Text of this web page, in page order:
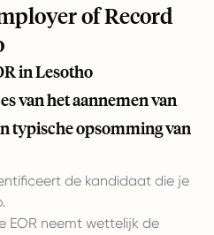
of Record
in Lesotho
van het aannemen van
typische opsomming van
de kandidaat die je
EOR neemt wettelijk de